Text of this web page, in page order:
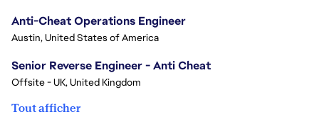
Anti-Cheat Operations Engineer
Austin, United States of America
Senior Reverse Engineer - Anti Cheat
Offsite - UK, United Kingdom
Tout afficher